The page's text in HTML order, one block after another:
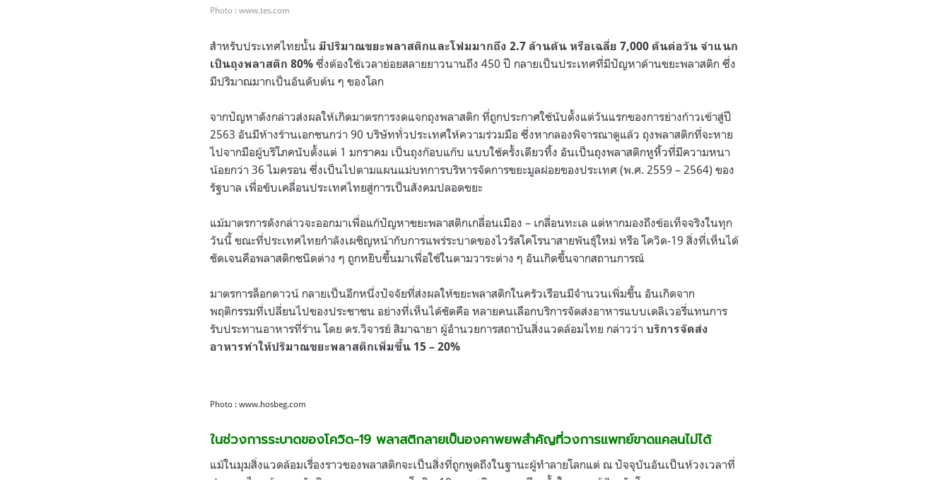
Photo : www.tes.com
สำหรับประเทศไทยนั้น มีปริมาณขยะพลาสติกและโฟมมากถึง 2.7 ล้านตัน หรือเฉลี่ย 7,000 ตันต่อวัน จำแนก
เป็นถุงพลาสติก 80% ซึ่งต้องใช้เวลาย่อยสลายยาวนานถึง 450 ปี กลายเป็นประเทศที่มีปัญหาด้านขยะพลาสติก ซึ่ง
มีปริมาณมากเป็นอันดับต้น ๆ ของโลก
จากปัญหาดังกล่าวส่งผลให้เกิดมาตรการงดแจกถุงพลาสติก ที่ถูกประกาศใช้นับตั้งแต่วันแรกของการย่างก้าวเข้าสู่ปี
2563 อันมีห้างร้านเอกชนกว่า 90 บริษัททั่วประเทศให้ความร่วมมือ ซึ่งหากลองพิจารณาดูแล้ว ถุงพลาสติกที่จะหาย
ไปจากมือผู้บริโภคนับตั้งแต่ 1 มกราคม เป็นถุงก๊อบแก๊บ แบบใช้ครั้งเดียวทิ้ง อันเป็นถุงพลาสติกหูหิ้วที่มีความหนา
น้อยกว่า 36 ไมครอน ซึ่งเป็นไปตามแผนแม่บทการบริหารจัดการขยะมูลฝอยของประเทศ (พ.ศ. 2559 – 2564) ของ
รัฐบาล เพื่อขับเคลื่อนประเทศไทยสู่การเป็นสังคมปลอดขยะ
แม้มาตรการดังกล่าวจะออกมาเพื่อแก้ปัญหาขยะพลาสติกเกลื่อนเมือง – เกลื่อนทะเล แต่หากมองถึงข้อเท็จจริงในทุก
วันนี้ ขณะที่ประเทศไทยกำลังเผชิญหน้ากับการแพร่ระบาดของไวรัสโคโรนาสายพันธุ์ใหม่ หรือ โควิด-19 สิ่งที่เห็นได้
ชัดเจนคือพลาสติกชนิดต่าง ๆ ถูกหยิบขึ้นมาเพื่อใช้ในตามวาระต่าง ๆ อันเกิดขึ้นจากสถานการณ์
มาตรการล็อกดาวน์ กลายเป็นอีกหนึ่งปัจจัยที่ส่งผลให้ขยะพลาสติกในครัวเรือนมีจำนวนเพิ่มขึ้น อันเกิดจาก
พฤติกรรมที่เปลี่ยนไปของประชาชน อย่างที่เห็นได้ชัดคือ หลายคนเลือกบริการจัดส่งอาหารแบบเดลิเวอรี่แทนการ
รับประทานอาหารที่ร้าน โดย ดร.วิจารย์ สิมาฉายา ผู้อำนวยการสถาบันสิ่งแวดล้อมไทย กล่าวว่า บริการจัดส่ง
อาหารทำให้ปริมาณขยะพลาสติกเพิ่มขึ้น 15 – 20%
Photo : www.hosbeg.com
ในช่วงการระบาดของโควิด-19 พลาสติกลายเป็นองคาพยพสำคัญที่วงการแพทย์ขาดแคลนไม่ได้
แม้ในมุมสิ่งแวดล้อมเรื่องราวของพลาสติกจะเป็นสิ่งที่ถูกพูดถึงในฐานะผู้ทำลายโลกแต่ ณ ปัจจุบันอันเป็นห้วงเวลาที่